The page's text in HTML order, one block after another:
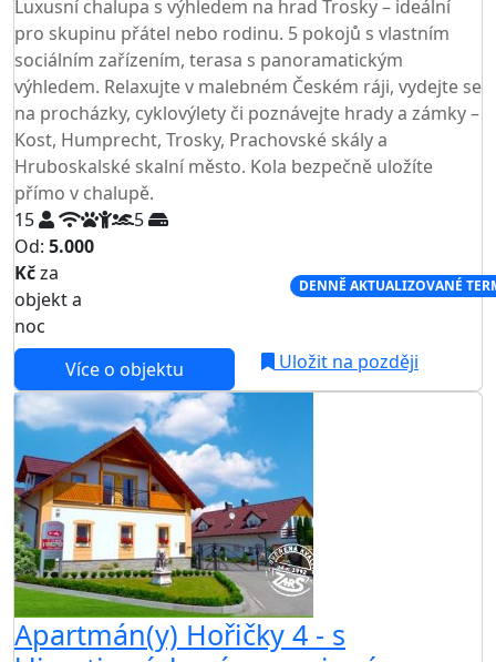
Luxusní chalupa s výhledem na hrad Trosky – ideální
pro skupinu přátel nebo rodinu. 5 pokojů s vlastním
sociálním zařízením, terasa s panoramatickým
výhledem. Relaxujte v malebném Českém ráji, vydejte se
na procházky, cyklovýlety či poznávejte hrady a zámky –
Kost, Humprecht, Trosky, Prachovské skály a
Hruboskalské skalní město. Kola bezpečně uložíte
přímo v chalupě.
15
5
Od: 5.000
Kčza
objekt a
noc
DENNĚ AKTUALIZOVANÉ
Více o objektu Uložit na později
Apartmán(y) Hořičky 4 - s